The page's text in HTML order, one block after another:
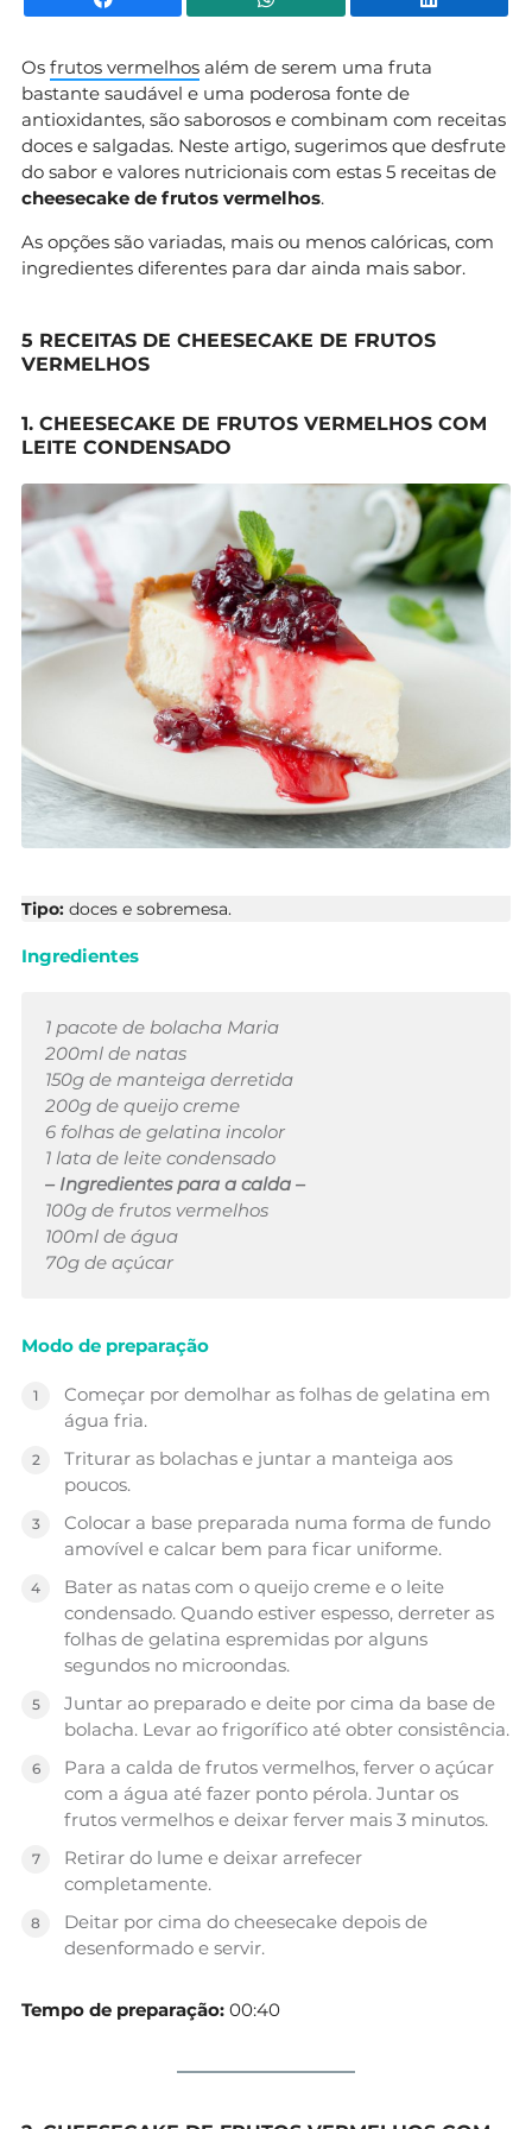
Os frutos vermelhos além de serem uma fruta
bastante saudável e uma poderosa fonte de
antioxidantes, são saborosos e combinam com receitas
doces e salgadas. Neste artigo, sugerimos que desfrute
do sabor e valores nutricionais com estas 5 receitas de
cheesecake de frutos vermelhos.
As opções são variadas, mais ou menos calóricas, com
ingredientes diferentes para dar ainda mais sabor.
5 RECEITAS DE CHEESECAKE DE FRUTOS
VERMELHOS
1. CHEESECAKE DE FRUTOS VERMELHOS COM
LEITE CONDENSADO
Tipo: doces e sobremesa.
Ingredientes
1 pacote de bolacha Maria
200ml de natas
150g de manteiga derretida
200g de queijo creme
6 folhas de gelatina incolor
1 lata de leite condensado
– Ingredientes para a calda –
100g de frutos vermelhos
100ml de água
70g de açúcar
Modo de preparação
Começar por demolhar as folhas de gelatina em
água fria.
Triturar as bolachas e juntar a manteiga aos
poucos.
Colocar a base preparada numa forma de fundo
amovível e calcar bem para ficar uniforme.
Bater as natas com o queijo creme e o leite
condensado. Quando estiver espesso, derreter as
folhas de gelatina espremidas por alguns
segundos no microondas.
Juntar ao preparado e deite por cima da base de
bolacha. Levar ao frigorífico até obter consistência.
Para a calda de frutos vermelhos, ferver o açúcar
com a água até fazer ponto pérola. Juntar os
frutos vermelhos e deixar ferver mais 3 minutos.
Retirar do lume e deixar arrefecer
completamente.
Deitar por cima do cheesecake depois de
desenformado e servir.
Tempo de preparação: 00:40